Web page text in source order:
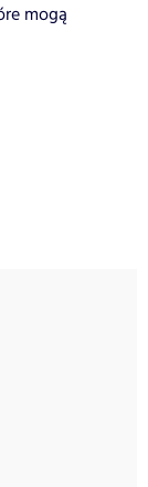
mogą